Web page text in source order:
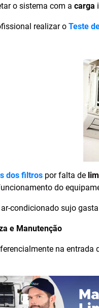
o sistema com a carga
realizar o Teste
dos filtros por falta de
do
condicionado sujo
e Manutenção
na entrada